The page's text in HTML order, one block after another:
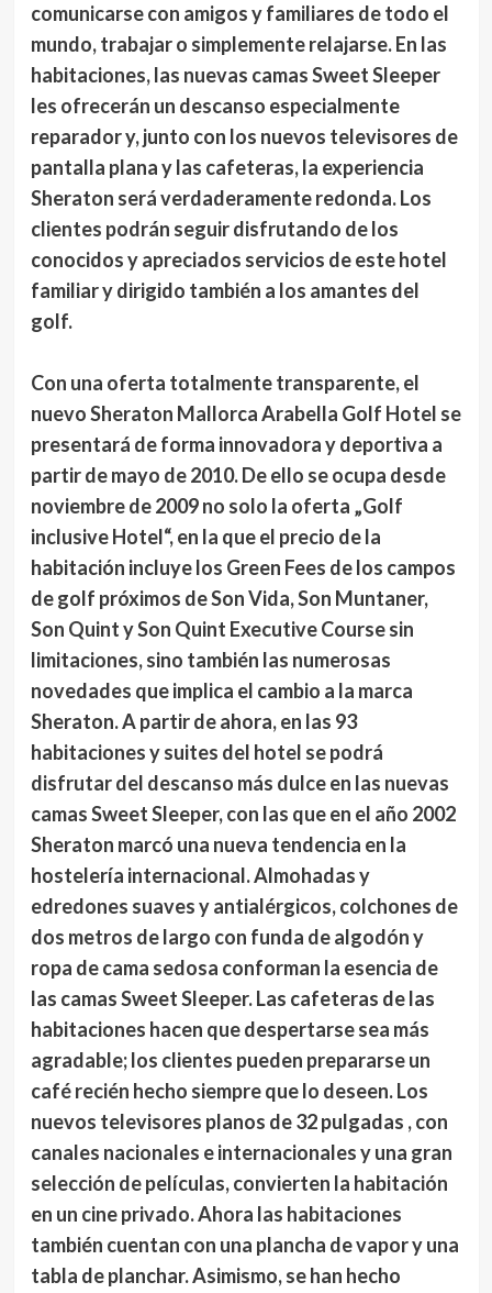
comunicarse con amigos y familiares de todo el
mundo, trabajar o simplemente relajarse. En las
habitaciones, las nuevas camas Sweet Sleeper
les ofrecerán un descanso especialmente
reparador y, junto con los nuevos televisores de
pantalla plana y las cafeteras, la experiencia
Sheraton será verdaderamente redonda. Los
clientes podrán seguir disfrutando de los
conocidos y apreciados servicios de este hotel
familiar y dirigido también a los amantes del
golf.
Con una oferta totalmente transparente, el
nuevo Sheraton Mallorca Arabella Golf Hotel se
presentará de forma innovadora y deportiva a
partir de mayo de 2010. De ello se ocupa desde
noviembre de 2009 no solo la oferta „Golf
inclusive Hotel“, en la que el precio de la
habitación incluye los Green Fees de los campos
de golf próximos de Son Vida, Son Muntaner,
Son Quint y Son Quint Executive Course sin
limitaciones, sino también las numerosas
novedades que implica el cambio a la marca
Sheraton. A partir de ahora, en las 93
habitaciones y suites del hotel se podrá
disfrutar del descanso más dulce en las nuevas
camas Sweet Sleeper, con las que en el año 2002
Sheraton marcó una nueva tendencia en la
hostelería internacional. Almohadas y
edredones suaves y antialérgicos, colchones de
dos metros de largo con funda de algodón y
ropa de cama sedosa conforman la esencia de
las camas Sweet Sleeper. Las cafeteras de las
habitaciones hacen que despertarse sea más
agradable; los clientes pueden prepararse un
café recién hecho siempre que lo deseen. Los
nuevos televisores planos de 32 pulgadas , con
canales nacionales e internacionales y una gran
selección de películas, convierten la habitación
en un cine privado. Ahora las habitaciones
también cuentan con una plancha de vapor y una
tabla de planchar. Asimismo, se han hecho